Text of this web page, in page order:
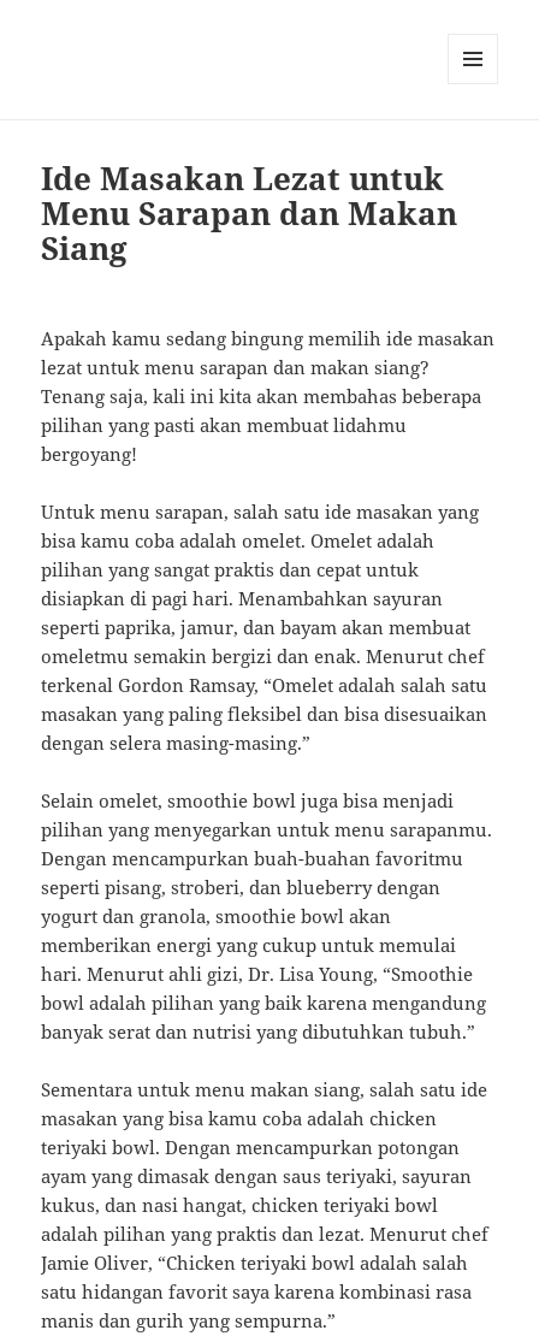
Ide Masakan Lezat untuk
Menu Sarapan dan Makan
Siang
Apakah kamu sedang bingung memilih ide masakan
lezat untuk menu sarapan dan makan siang?
Tenang saja, kali ini kita akan membahas beberapa
pilihan yang pasti akan membuat lidahmu
bergoyang!
Untuk menu sarapan, salah satu ide masakan yang
bisa kamu coba adalah omelet. Omelet adalah
pilihan yang sangat praktis dan cepat untuk
disiapkan di pagi hari. Menambahkan sayuran
seperti paprika, jamur, dan bayam akan membuat
omeletmu semakin bergizi dan enak. Menurut chef
terkenal Gordon Ramsay, “Omelet adalah salah satu
masakan yang paling fleksibel dan bisa disesuaikan
dengan selera masing-masing.”
Selain omelet, smoothie bowl juga bisa menjadi
pilihan yang menyegarkan untuk menu sarapanmu.
Dengan mencampurkan buah-buahan favoritmu
seperti pisang, stroberi, dan blueberry dengan
yogurt dan granola, smoothie bowl akan
memberikan energi yang cukup untuk memulai
hari. Menurut ahli gizi, Dr. Lisa Young, “Smoothie
bowl adalah pilihan yang baik karena mengandung
banyak serat dan nutrisi yang dibutuhkan tubuh.”
Sementara untuk menu makan siang, salah satu ide
masakan yang bisa kamu coba adalah chicken
teriyaki bowl. Dengan mencampurkan potongan
ayam yang dimasak dengan saus teriyaki, sayuran
kukus, dan nasi hangat, chicken teriyaki bowl
adalah pilihan yang praktis dan lezat. Menurut chef
Jamie Oliver, “Chicken teriyaki bowl adalah salah
satu hidangan favorit saya karena kombinasi rasa
manis dan gurih yang sempurna.”